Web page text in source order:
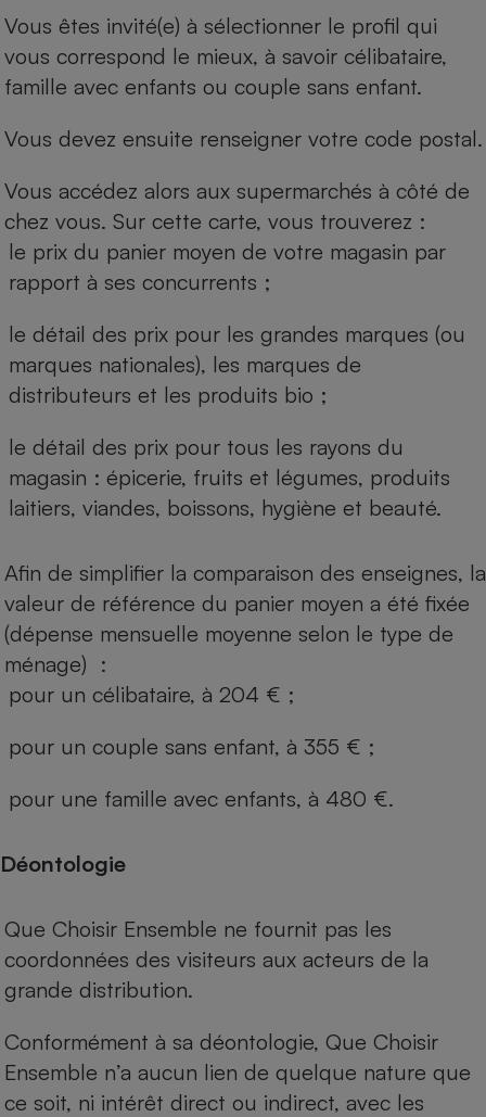
Vous êtes invité(e) à sélectionner le profil qui
vous correspond le mieux, à savoir célibataire,
famille avec enfants ou couple sans enfant.
Vous devez ensuite renseigner votre code postal.
Vous accédez alors aux supermarchés à côté de
chez vous. Sur cette carte, vous trouverez :
le prix du panier moyen de votre magasin par
rapport à ses concurrents ;
le détail des prix pour les grandes marques (ou
marques nationales), les marques de
distributeurs et les produits bio ;
le détail des prix pour tous les rayons du
magasin : épicerie, fruits et légumes, produits
laitiers, viandes, boissons, hygiène et beauté.
Afin de simplifier la comparaison des enseignes, la
valeur de référence du panier moyen a été fixée
(dépense mensuelle moyenne selon le type de
ménage) :
pour un célibataire, à 204 € ;
pour un couple sans enfant, à 355 € ;
pour une famille avec enfants, à 480 €.
Déontologie
Que Choisir Ensemble ne fournit pas les
coordonnées des visiteurs aux acteurs de la
grande distribution.
Conformément à sa déontologie, Que Choisir
Ensemble n’a aucun lien de quelque nature que
ce soit, ni intérêt direct ou indirect, avec les